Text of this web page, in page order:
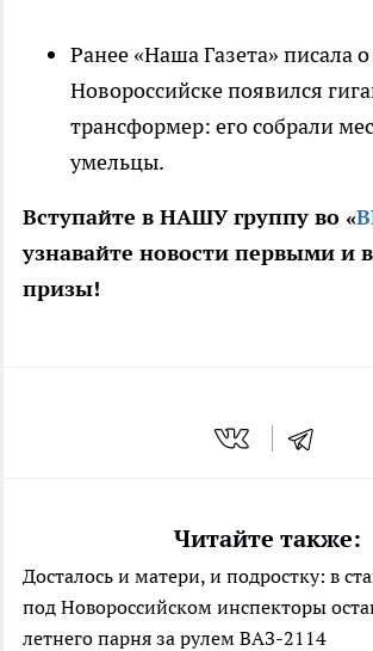
Ранее «Наша Газета» писала
Новороссийске появился
трансформер: его собрали
умельцы.
Вступайте в НАШУ группу во «
узнавайте новости первыми и
призы!
Читайте также:
Досталось и матери, и подростку: в
под Новороссийском инспекторы
летнего парня за рулем ВАЗ-2114